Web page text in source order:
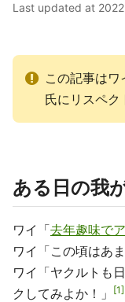
Last updated at
この記事は
氏にリスペク
ある日の我
ワイ「去年趣味で
ワイ「この頃はあ
ワイ「ヤクルトも
クしてみよか！」
1